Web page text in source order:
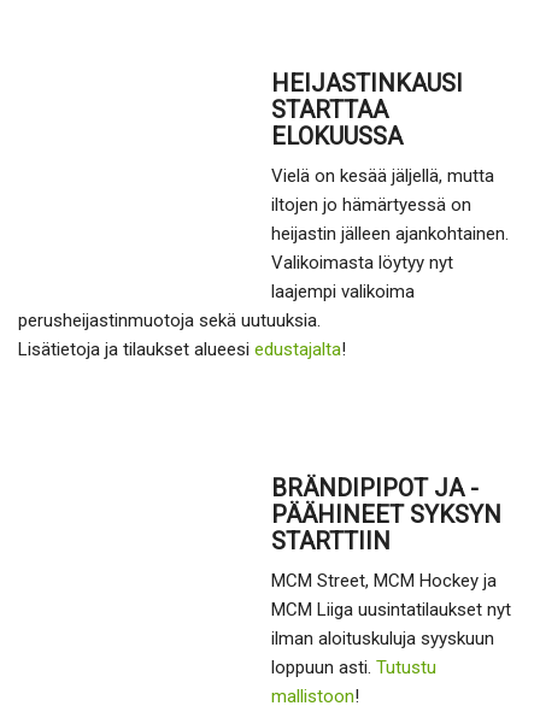
HEIJASTINKAUSI
STARTTAA
ELOKUUSSA
Vielä on kesää jäljellä, mutta
iltojen jo hämärtyessä on
heijastin jälleen ajankohtainen.
Valikoimasta löytyy nyt
laajempi valikoima
perusheijastinmuotoja sekä uutuuksia.
Lisätietoja ja tilaukset alueesi edustajalta!
BRÄNDIPIPOT JA -
PÄÄHINEET SYKSYN
STARTTIIN
MCM Street, MCM Hockey ja
MCM Liiga uusintatilaukset nyt
ilman aloituskuluja syyskuun
loppuun asti. Tutustu
mallistoon!